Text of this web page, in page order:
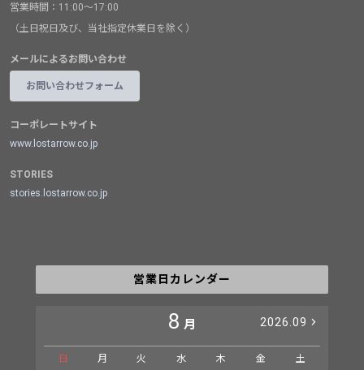
営業時間：11:00～17:00
（土日祝日及び、当社指定休業日を除く）
メールによるお問い合わせ
お問い合わせフォーム
コーポレートサイト
www.lostarrow.co.jp
STORIES
stories.lostarrow.co.jp
営業日カレンダー
8 月 2026.09
日 月 火 水 木 金 土